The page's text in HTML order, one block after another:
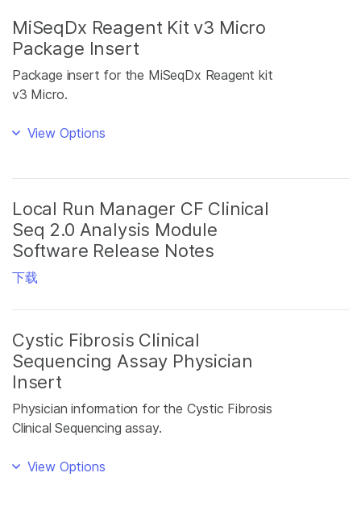
MiSeqDx Reagent Kit v3 Micro
Package Insert
Package insert for the MiSeqDx Reagent kit
v3 Micro.
View Options
Local Run Manager CF Clinical
Seq 2.0 Analysis Module
Software Release Notes
下载
Cystic Fibrosis Clinical
Sequencing Assay Physician
Insert
Physician information for the Cystic Fibrosis
Clinical Sequencing assay.
View Options